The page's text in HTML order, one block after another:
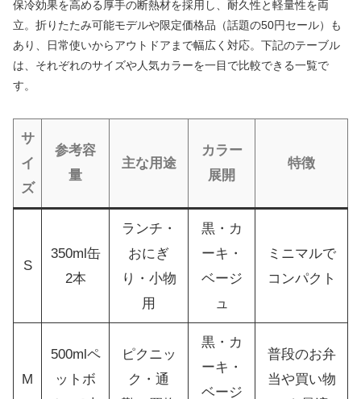
保冷効果を高める厚手の断熱材を採用し、耐久性と軽量性を両
立。折りたたみ可能モデルや限定価格品（話題の50円セール）も
あり、日常使いからアウトドアまで幅広く対応。下記のテーブル
は、それぞれのサイズや人気カラーを一目で比較できる一覧で
す。
サ
イ
ズ
参考容
量
主な用途
カラー
展開
特徴
S
350ml缶
2本
ランチ・
おにぎ
り・小物
用
黒・カ
ーキ・
ベージ
ュ
ミニマルで
コンパクト
M
500mlペ
ットボ
ピクニッ
ク・通
黒・カ
ーキ・
ベージ
普段のお弁
当や買い物